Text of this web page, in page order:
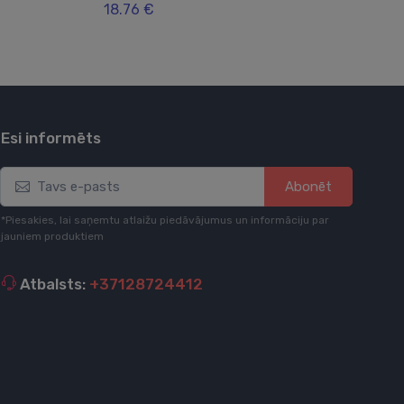
18.76 €
Esi informēts
Abonēt
*Piesakies, lai saņemtu atlaižu piedāvājumus un informāciju par
jauniem produktiem
Atbalsts: +37128724412